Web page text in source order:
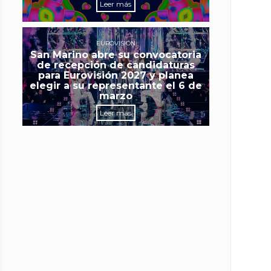
Leer más
EUROVISIÓN
San Marino abre su convocatoria
de recepción de candidaturas
para Eurovisión 2027 y planea
elegir a su representante el 6 de
marzo
Leer más